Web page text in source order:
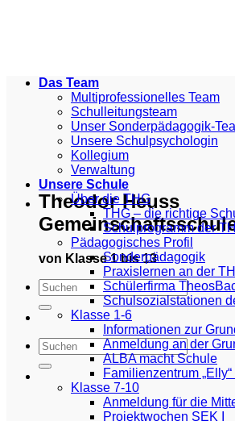
Theodor Heuss
von Klasse 1 bis 13
Das Team
Multiprofessionelles Team
Schulleitungsteam
Unser Sonderpädagogik-
Unsere Schulpsychologin
Kollegium
Verwaltung
Unsere Schule
Über die THG
THG – die richtige
Schulprogramm der
Pädagogisches Profil
Sonderpädagogik
Praxislernen an der
Schülerfirma
Schulsozialstationen
Klasse 1-6
Informationen zur
Anmeldung an der
ALBA macht Schule
Familienzentrum
Klasse 7-10
Anmeldung für die
Projektwochen SEK I